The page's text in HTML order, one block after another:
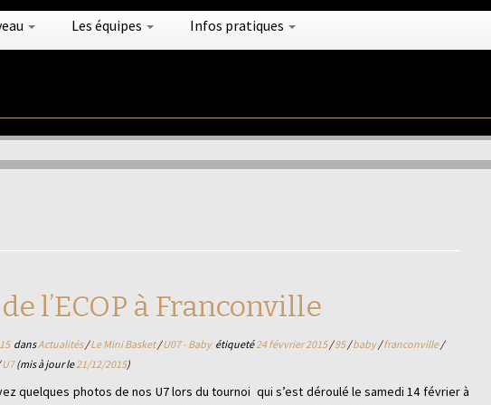
Les équipes Infos pratiques
l’ECOP à Franconville
dansActualités/Le Mini Basket/U07 - Baby étiqueté24 févvrier 2015/95/baby/franconville/
U7(mis à jour le21/12/2015)
quelques photos de nos U7 lors du tournoi qui s’est déroulé le samedi 14 février à